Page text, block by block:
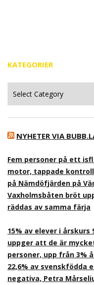
KATEGORIER
NYHETER VIA
Fem personer på ett
motor, tappade
på Nämdöfjärden på
Vaxholmsbåten bröt
räddas av samma färja
15% av elever i
uppger att de är
personer, upp från 3%
22,6% av svenskfödda
negativa, Petra